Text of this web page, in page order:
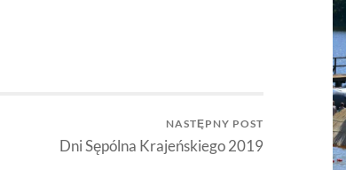
NASTĘPNY POST
Dni Sępólna Krajeńskiego 2019